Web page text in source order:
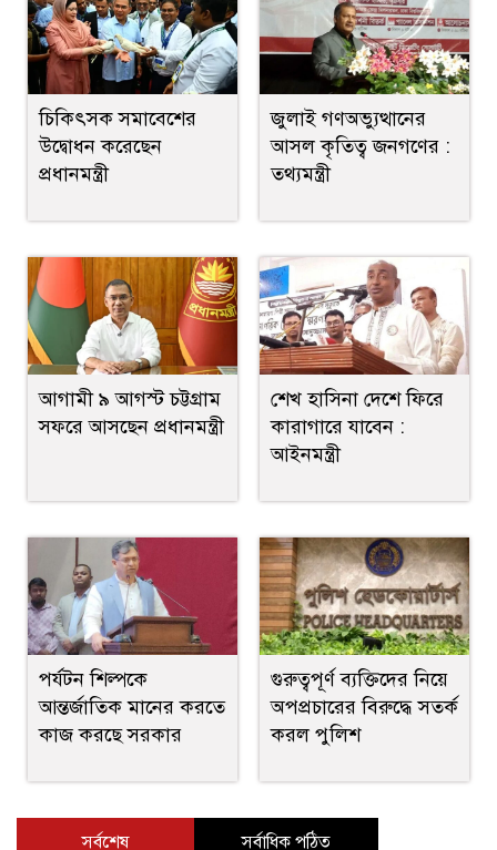
চিকিৎসক সমাবেশের
উদ্বোধন করেছেন
প্রধানমন্ত্রী
জুলাই গণঅভ্যুত্থানের
আসল কৃতিত্ব জনগণের :
তথ্যমন্ত্রী
আগামী ৯ আগস্ট চট্টগ্রাম
সফরে আসছেন প্রধানমন্ত্রী
শেখ হাসিনা দেশে ফিরে
কারাগারে যাবেন :
আইনমন্ত্রী
পর্যটন শিল্পকে
আন্তর্জাতিক মানের করতে
কাজ করছে সরকার
গুরুত্বপূর্ণ ব্যক্তিদের নিয়ে
অপপ্রচারের বিরুদ্ধে সতর্ক
করল পুলিশ
সর্বশেষ
সর্বাধিক পঠিত